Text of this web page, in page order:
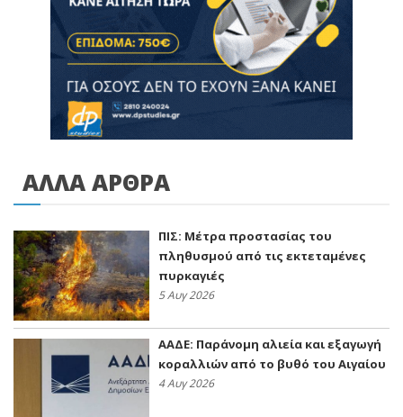
ΑΛΛΑ ΑΡΘΡΑ
ΠΙΣ: Μέτρα προστασίας του
πληθυσμού από τις εκτεταμένες
πυρκαγιές
5 Αυγ 2026
ΑΑΔΕ: Παράνομη αλιεία και εξαγωγή
κοραλλιών από το βυθό του Αιγαίου
4 Αυγ 2026